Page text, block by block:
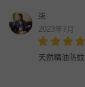
柒
2023年7月
天然精油防